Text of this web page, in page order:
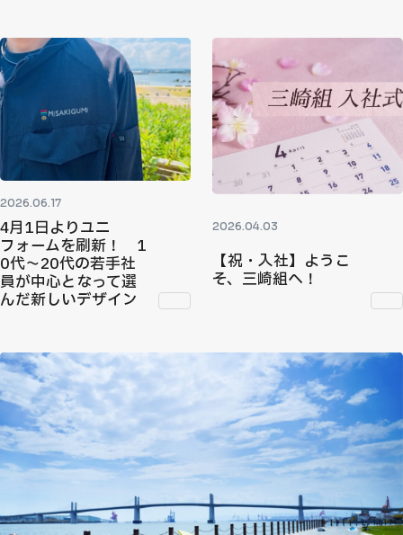
2026.06.17
4月1日よりユニ
フォームを刷新！ 1
0代〜20代の若手社
員が中心となって選
んだ新しいデザイン
2026.04.03
【祝・入社】ようこ
そ、三崎組へ！